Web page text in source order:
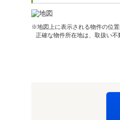
※地図上に表示される物件の位
正確な物件所在地は、取扱い不